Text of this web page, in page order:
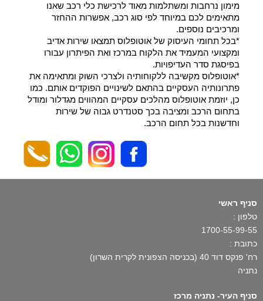
מימון נרחבות ומשתלמות מאוד לרכישת כלי רכב שאנו
מתאימים לכם במיוחד לפי סוג רכב, אפשרות ההחזר
ומרכיבים נוספים.
*בכל תחומי העיסוק של אוטופלוס תמצאו שירות אדיב
ומקצועי המעמיד את הלקוח במרכז ואת הפיתרון עבורו
בפיסגת סדר העדיפויות.
*אוטופלוס מקשיבה ללקוחותיה ולצרכי השוק ומתאימה את
פתרונותיה העסקיים בהתאם לשינויים הפוקדים אותם. כמו
כן, יוזמת אוטופלוס מהלכים עסקיים המהווים מגדלור ומודל
בתחום הרכב ומציבה בכך סטנדרט גבוה של שירות
וחדשנות בכל תחום הרכב.
סניף ראשי
טלפון :
1700-55-99-55
כתובת :
רח' פנקס דוד 40 (בכניסה הצפונית לקרית השרון)
נתניה
סניף העיר- נתניה מרכז